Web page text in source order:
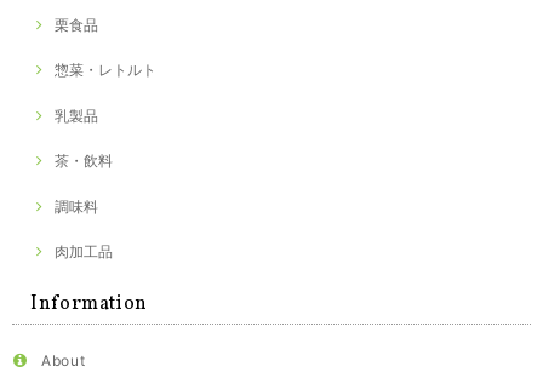
栗食品
惣菜・レトルト
乳製品
茶・飲料
調味料
肉加工品
Information
About